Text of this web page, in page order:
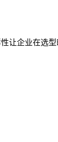
让企业在选